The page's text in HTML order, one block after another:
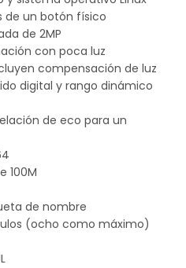
de un botón físico
de 2MP
con poca luz
compensación de luz
digital y rango dinámico
de eco para un
100M
de nombre
(ocho como máximo)